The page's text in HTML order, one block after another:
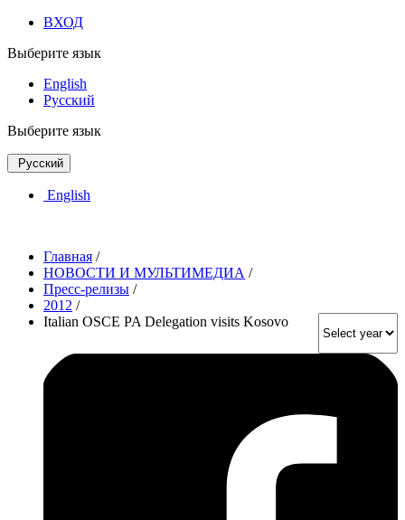
ВХОД
Выберите язык
English
Русский
Выберите язык
Русский
English
Главная /
НОВОСТИ И МУЛЬТИМЕДИА /
Пресс-релизы /
2012 /
Italian OSCE PA Delegation visits Kosovo